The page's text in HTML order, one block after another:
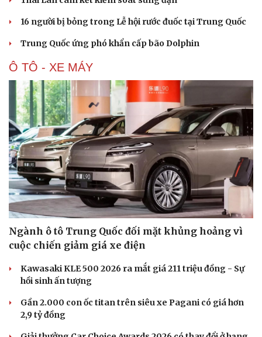
Cải chính
16 người bị bỏng trong Lễ hội rước đuốc tại Trung Quốc
Trung Quốc ứng phó khẩn cấp bão Dolphin
Ô TÔ - XE MÁY
Ngành ô tô Trung Quốc đối mặt khủng hoảng vì
cuộc chiến giảm giá xe điện
Kawasaki KLE 500 2026 ra mắt giá 211 triệu đồng - Sự
hồi sinh ấn tượng
Gần 2.000 con ốc titan trên siêu xe Pagani có giá hơn
2,9 tỷ đồng